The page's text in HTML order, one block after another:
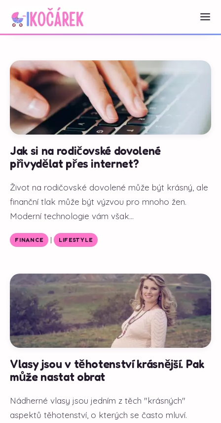
Jak si na rodičovské dovolené
přivydělat přes internet?
Život na rodičovské dovolené může být krásný, ale
finanční tlak může být výzvou pro mnoho žen.
Moderní technologie vám však...
FINANCE | LIFESTYLE
Vlasy jsou v těhotenství krásnější. Pak
může nastat obrat
Nádherné vlasy jsou jedním z těch "krásných"
aspektů těhotenství, o kterých se často mluví.